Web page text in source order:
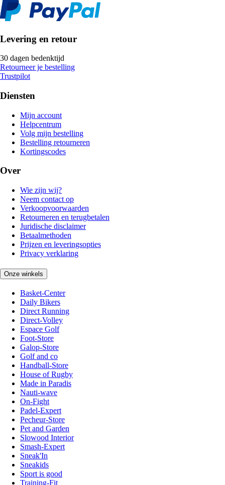
Levering en retour
30 dagen bedenktijd
Retourneer je bestelling
Trustpilot
Diensten
Mijn account
Helpcentrum
Volg mijn bestelling
Bestelling retourneren
Kortingscodes
Over
Wie zijn wij?
Neem contact op
Verkoopvoorwaarden
Retourneren en terugbetalen
Juridische disclaimer
Betaalmethoden
Prijzen en leveringsopties
Privacy verklaring
Onze winkels
Basket-Center
Daily Bikers
Direct Running
Direct-Volley
Espace Golf
Foot-Store
Galop-Store
Golf and co
Handball-Store
House of Rugby
Made in Paradis
Nauti-wave
On-Fight
Padel-Expert
Pecheur-Store
Pet and Garden
Slowood Interior
Smash-Expert
Sneak'In
Sneakids
Sport is good
Training-Fit